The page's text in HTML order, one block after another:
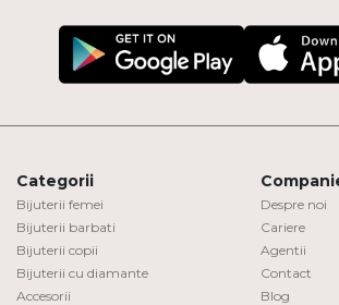
Categorii
Bijuterii femei
Bijuterii barbati
Bijuterii copii
Bijuterii cu diamante
Accesorii
Despre noi
Cariere
Agentii
Contact
Blog